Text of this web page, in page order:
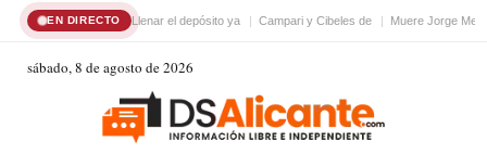
EN DIRECTO Llenar el depósito ya Campari y Cibeles de Muere Jorge
sábado, 8 de agosto de 2026